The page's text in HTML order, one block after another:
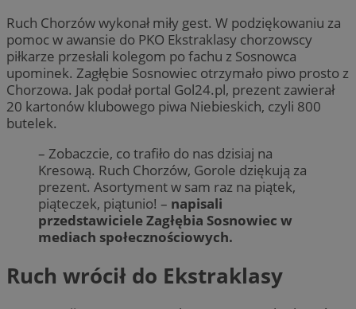
Ruch Chorzów wykonał miły gest. W podziękowaniu za
pomoc w awansie do PKO Ekstraklasy chorzowscy
piłkarze przesłali kolegom po fachu z Sosnowca
upominek. Zagłębie Sosnowiec otrzymało piwo prosto z
Chorzowa. Jak podał portal Gol24.pl, prezent zawierał
20 kartonów klubowego piwa Niebieskich, czyli 800
butelek.
– Zobaczcie, co trafiło do nas dzisiaj na
Kresową. Ruch Chorzów, Gorole dziękują za
prezent. Asortyment w sam raz na piątek,
piąteczek, piątunio! – napisali
przedstawiciele Zagłębia Sosnowiec w
mediach społecznościowych.
Ruch wrócił do Ekstraklasy